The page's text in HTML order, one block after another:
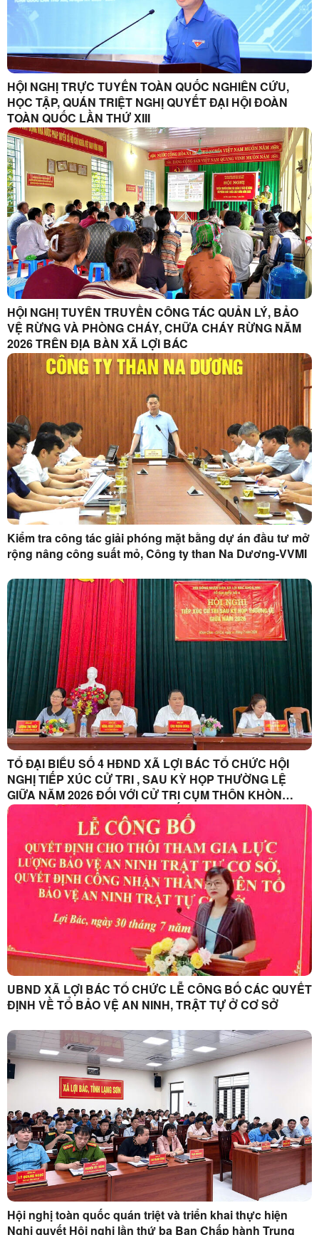
HỘI NGHỊ TRỰC TUYẾN TOÀN QUỐC NGHIÊN CỨU,
HỌC TẬP, QUÁN TRIỆT NGHỊ QUYẾT ĐẠI HỘI ĐOÀN
TOÀN QUỐC LẦN THỨ XIII
HỘI NGHỊ TUYÊN TRUYỀN CÔNG TÁC QUẢN LÝ, BẢO
VỆ RỪNG VÀ PHÒNG CHÁY, CHỮA CHÁY RỪNG NĂM
2026 TRÊN ĐỊA BÀN XÃ LỢI BÁC
Kiểm tra công tác giải phóng mặt bằng dự án đầu tư mở
rộng nâng công suất mỏ, Công ty than Na Dương-VVMI
TỔ ĐẠI BIỂU SỐ 4 HĐND XÃ LỢI BÁC TỔ CHỨC HỘI
NGHỊ TIẾP XÚC CỬ TRI , SAU KỲ HỌP THƯỜNG LỆ
GIỮA NĂM 2026 ĐỐI VỚI CỬ TRI CỤM THÔN KHÒN
CHÁO- CO CAI, THÔN HỢP NHẤT VÀ THÔN KHÒN SÈ
UBND XÃ LỢI BÁC TỔ CHỨC LỄ CÔNG BỐ CÁC QUYẾT
ĐỊNH VỀ TỔ BẢO VỆ AN NINH, TRẬT TỰ Ở CƠ SỞ
Hội nghị toàn quốc quán triệt và triển khai thực hiện
Nghị quyết Hội nghị lần thứ ba Ban Chấp hành Trung